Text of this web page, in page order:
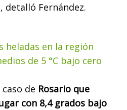
detalló Fernández.
heladas en la región
de 5 °C bajo cero
de Rosario que
con 8,4 grados bajo